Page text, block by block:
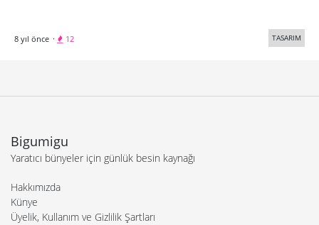
8 yıl önce · 12 TASARIM
Bigumigu
Yaratıcı bünyeler için günlük besin kaynağı
Hakkımızda
Künye
Üyelik, Kullanım ve Gizlilik Şartları